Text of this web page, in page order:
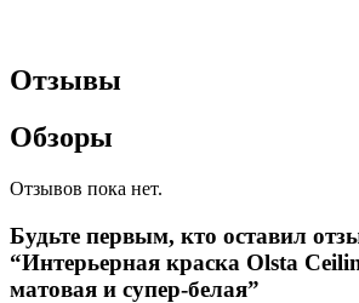
Отзывы
Обзоры
Отзывов пока нет.
Будьте первым, кто оставил
“Интерьерная краска Olsta
матовая и супер-белая”